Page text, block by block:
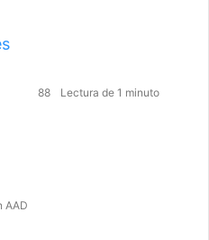
AAD
88 Lectura de 1 minuto